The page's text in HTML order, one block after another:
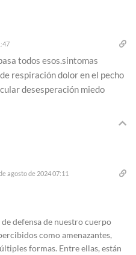
todos esos.sintomas
respiración dolor en el pecho
desesperación miedo
agosto de 2024 07:11
defensa de nuestro cuerpo
como amenazantes,
formas. Entre ellas, están